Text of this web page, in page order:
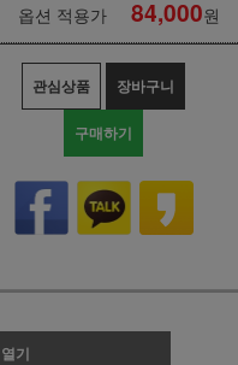
옵션 적용가 84,000원
관심상품 장바구니
구매하기
기